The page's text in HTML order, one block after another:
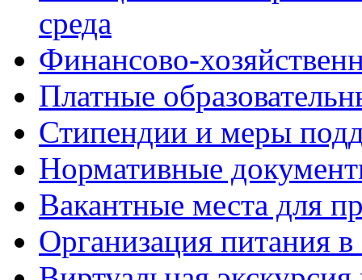
среда
Финансово-
Платные
Стипендии и меры
Нормативные
Вакантные места для
Организация питания в